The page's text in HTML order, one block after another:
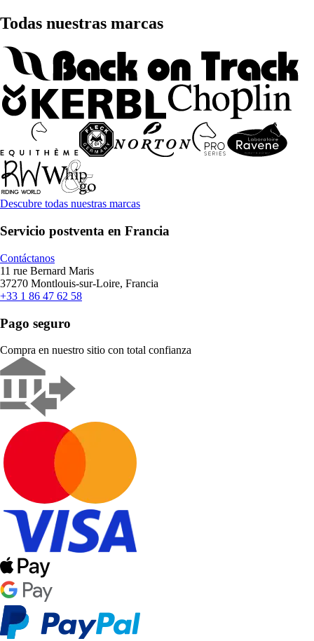
Todas nuestras marcas
Descubre todas nuestras marcas
Servicio postventa en Francia
Contáctanos
11 rue Bernard Maris
37270 Montlouis-sur-Loire, Francia
+33 1 86 47 62 58
Pago seguro
Compra en nuestro sitio con total confianza